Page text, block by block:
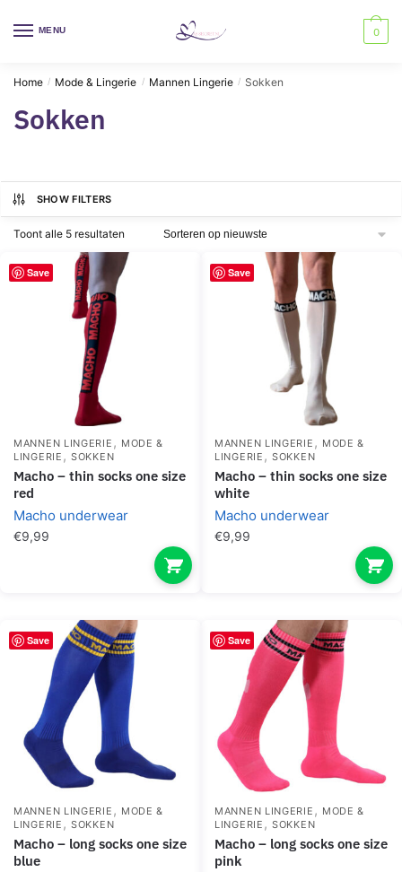
MENU 0
Home / Mode & Lingerie / Mannen Lingerie / Sokken
Sokken
SHOW FILTERS
Toont alle 5 resultaten Gesorteerd
op
nieuwste
Save
MANNEN LINGERIE , MODE &
LINGERIE ,SOKKEN
macho – thin socks one size
red
Macho underwear
€9,99
Save
MANNEN LINGERIE , MODE &
LINGERIE ,SOKKEN
macho – thin socks one size
white
Macho underwear
€9,99
Save
MANNEN LINGERIE , MODE &
LINGERIE ,SOKKEN
macho – long socks one size
blue
Save
MANNEN LINGERIE , MODE &
LINGERIE ,SOKKEN
macho – long socks one size
pink